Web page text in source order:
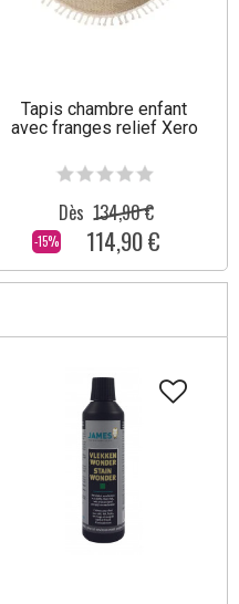
Tapis chambre enfant
avec franges relief Xero
-15%
Dès 134,90 €
114,90 €